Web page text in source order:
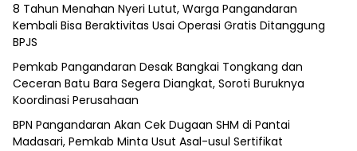
8 Tahun Menahan Nyeri Lutut, Warga Pangandaran
Kembali Bisa Beraktivitas Usai Operasi Gratis Ditanggung
BPJS
Pemkab Pangandaran Desak Bangkai Tongkang dan
Ceceran Batu Bara Segera Diangkat, Soroti Buruknya
Koordinasi Perusahaan
BPN Pangandaran Akan Cek Dugaan SHM di Pantai
Madasari, Pemkab Minta Usut Asal-usul Sertifikat